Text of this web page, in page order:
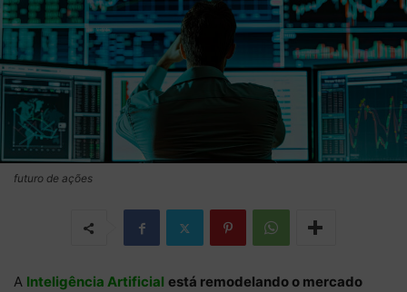
futuro de ações
A Inteligência Artificial está remodelando o mercado